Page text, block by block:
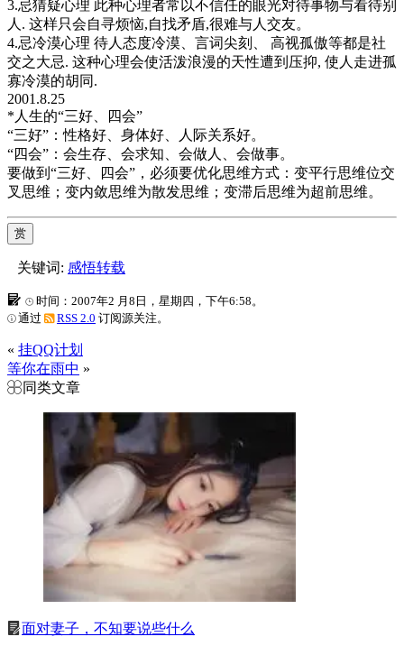
3.忌猜疑心理 此种心理者常以不信任的眼光对待事物与看待别
人. 这样只会自寻烦恼,自找矛盾,很难与人交友。
4.忌冷漠心理 待人态度冷漠、言词尖刻、 高视孤傲等都是社
交之大忌. 这种心理会使活泼浪漫的天性遭到压抑, 使人走进孤
寡冷漠的胡同.
2001.8.25
*人生的“三好、四会”
“三好”：性格好、身体好、人际关系好。
“四会”：会生存、会求知、会做人、会做事。
要做到“三好、四会”，必须要优化思维方式：变平行思维位交
叉思维；变内敛思维为散发思维；变滞后思维为超前思维。
赏
关键词: 感悟转载
时间：2007年2 月8日，星期四，下午6:58。
通过
RSS 2.0 订阅源关注。
« 挂QQ计划
等你在雨中 »
同类文章
面对妻子，不知要说些什么